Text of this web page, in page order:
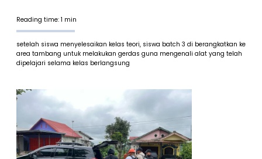
Reading time: 1 min
setelah siswa menyelesaikan kelas teori, siswa batch 3 di berangkatkan ke
area tambang untuk melakukan gerdas guna mengenali alat yang telah
dipelajari selama kelas berlangsung